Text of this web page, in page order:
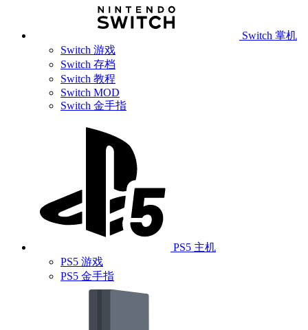
Switch 掌机
Switch 游戏
Switch 存档
Switch 教程
Switch MOD
Switch 金手指
PS5 主机
PS5 游戏
PS5 金手指